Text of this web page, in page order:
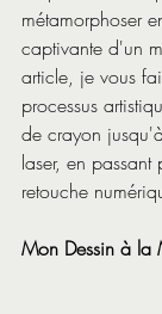
métamorphoser
captivante d'un
article, je vous
processus
de crayon
laser, en
retouche
Mon Dessin à la